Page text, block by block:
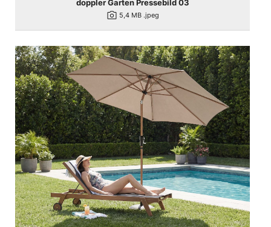
doppler Garten Pressebild 03
photo_camera 5,4 MB .jpeg